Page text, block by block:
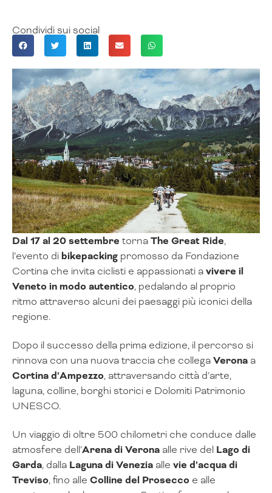
Condividi sui social
Dal 17 al 20 settembre tornaThe Great Ride,
l’evento dibikepacking promosso da Fondazione
Cortina che invita ciclisti e appassionati avivere il
Veneto in modo autentico, pedalando al proprio
ritmo attraverso alcuni dei paesaggi più iconici della
regione.
Dopo il successo della prima edizione, il percorso si
rinnova con una nuova traccia che collegaVerona a
Cortina d’Ampezzo, attraversando città d’arte,
laguna, colline, borghi storici e Dolomiti Patrimonio
UNESCO.
Un viaggio di oltre 500 chilometri che conduce dalle
atmosfere dell’Arena di Verona alle rive del Lago di
Garda, dalla Laguna di Venezia alle vie d’acqua di
Treviso, fino alle Colline del Prosecco e alle